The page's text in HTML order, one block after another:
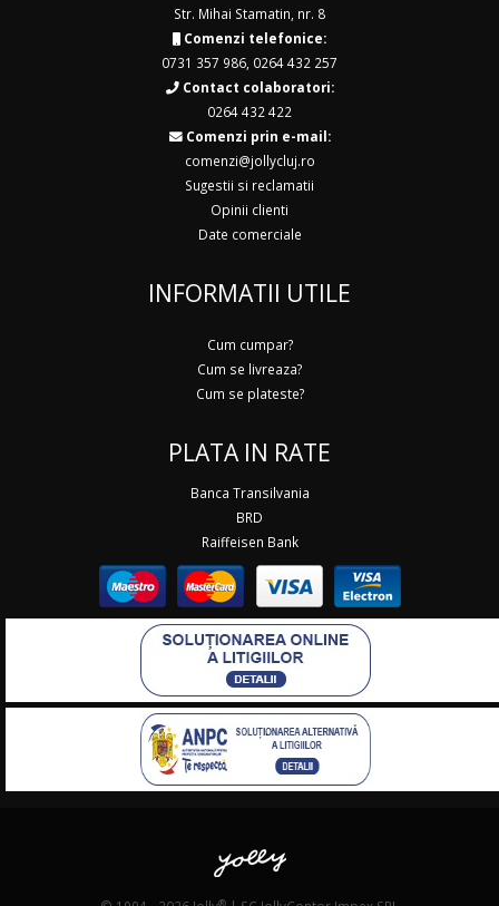
Str. Mihai Stamatin, nr. 8
Comenzi telefonice:
0731 357 986 0264 432 257
Contact colaboratori:
0264 432 422
Comenzi prin e-mail:
comenzi@jollycluj.ro
Sugestii si reclamatii
Opinii clienti
Date comerciale
INFORMATII UTILE
Cum cumpar?
Cum se livreaza?
Cum se plateste?
PLATA IN RATE
Banca Transilvania
BRD
Raiffeisen Bank